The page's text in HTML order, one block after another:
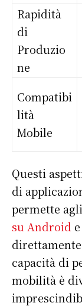
Rapidità
di
Produzio
ne
Compatibi
lità
Mobile
Questi
di
permette
su Android
capacità di
mobilità è